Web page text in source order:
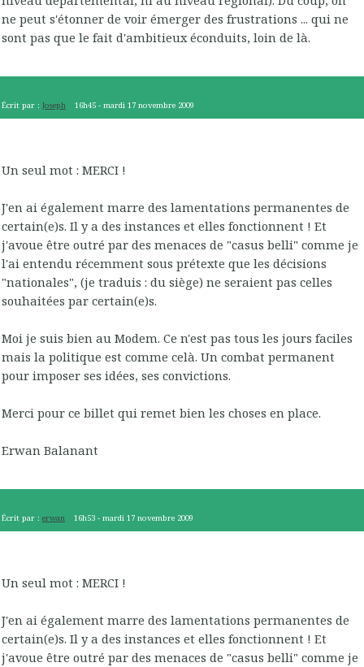
ne peut s'étonner de voir émerger des frustrations ... qui ne
sont pas que le fait d'ambitieux éconduits, loin de là.
Écrit par : Joseph 16h45 -mardi 17 novembre 2009
Un seul mot : MERCI !
J'en ai également marre des lamentations permanentes de
certain(e)s. Il y a des instances et elles fonctionnent ! Et
j'avoue être outré par des menaces de "casus belli" comme je
l'ai entendu récemment sous prétexte que les décisions
"nationales", (je traduis : du siège) ne seraient pas celles
souhaitées par certain(e)s.
Moi je suis bien au Modem. Ce n'est pas tous les jours faciles
mais la politique est comme celà. Un combat permanent
pour imposer ses idées, ses convictions.
Merci pour ce billet qui remet bien les choses en place.
Erwan Balanant
Écrit par : erwan 16h53 -mardi 17 novembre 2009
Un seul mot : MERCI !
J'en ai également marre des lamentations permanentes de
certain(e)s. Il y a des instances et elles fonctionnent ! Et
j'avoue être outré par des menaces de "casus belli" comme je